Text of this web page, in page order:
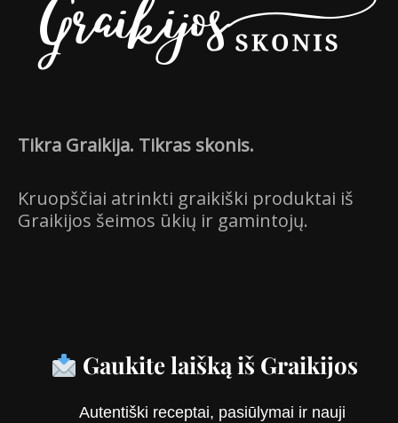
Tikra Graikija. Tikras skonis.
Kruopščiai atrinkti graikiški produktai iš
Graikijos šeimos ūkių ir gamintojų.
Gaukite laišką iš Graikijos
Autentiški receptai, pasiūlymai ir nauji